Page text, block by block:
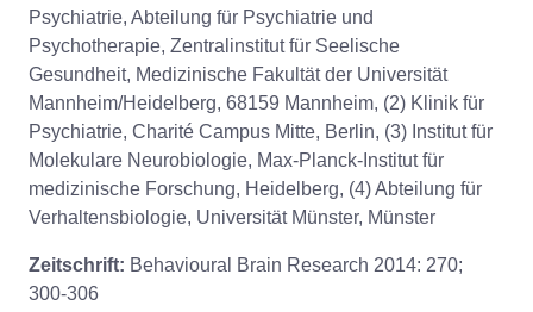
Psychiatrie, Abteilung für Psychiatrie und
Psychotherapie, Zentralinstitut für Seelische
Gesundheit, Medizinische Fakultät der Universität
Mannheim/Heidelberg, 68159 Mannheim, (2) Klinik für
Psychiatrie, Charité Campus Mitte, Berlin, (3) Institut für
Molekulare Neurobiologie, Max-Planck-Institut für
medizinische Forschung, Heidelberg, (4) Abteilung für
Verhaltensbiologie, Universität Münster, Münster
Zeitschrift: Behavioural Brain Research 2014: 270;
300-306